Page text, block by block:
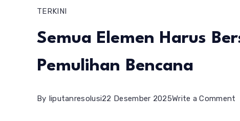
TERKINI
Semua Elemen Harus
Pemulihan Bencana
By liputanresolusi22 Desember 2025Write a Comment